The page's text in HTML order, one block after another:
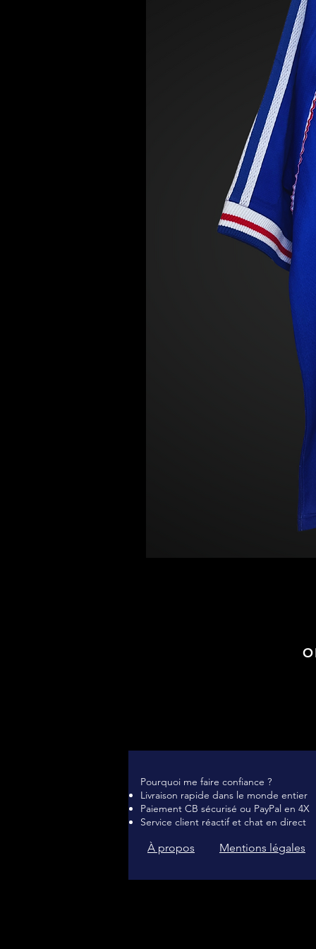
Pourquoi me faire confiance ?
Livraison rapide dans le monde entier
Paiement CB sécurisé ou PayPal en 4X
Service client réactif et chat en direct
À propos Mentions légales